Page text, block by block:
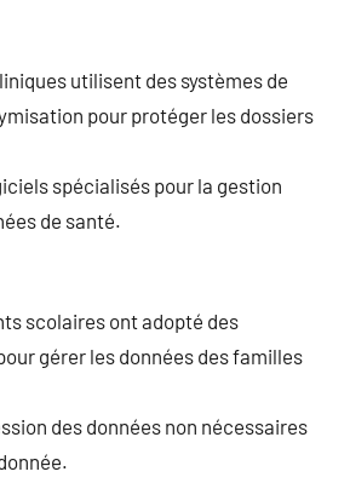
utilisent des systèmes de
pour protéger les dossiers
spécialisés pour la gestion
de santé.
scolaires ont adopté des
gérer les données des familles
des données non nécessaires